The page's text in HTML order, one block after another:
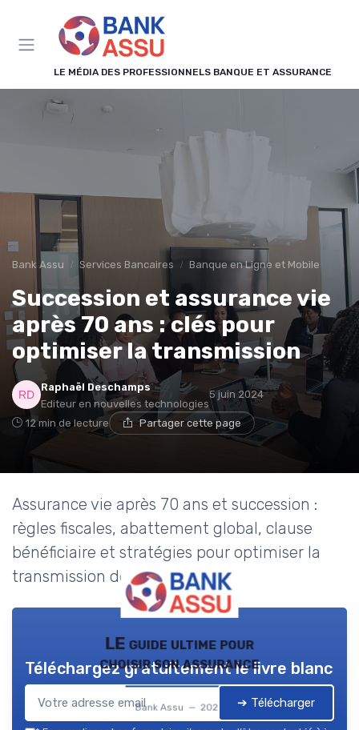
LE MÉDIA DES PROFESSIONNELS BANQUE ET ASSURANCE
Bank Assu Services Bancaires Banque en Ligne et Mobile
Succession et assurance vie
après 70 ans : clés pour
optimiser la transmission
Raphaël Deschamps
Editeur en nouvelles technologies
5 juin 2024
12 min de lecture Partager cette page
Assurance vie après 70 ans et succession :
règles fiscales, abattement global, clause
bénéficiaire et stratégies pour optimiser la
transmission de votre capital.
LE guide ultime pour
choisir son assurance
Bank Assu — 2026
Téléchargez gratuitement le livre blanc
➔ Télécharger